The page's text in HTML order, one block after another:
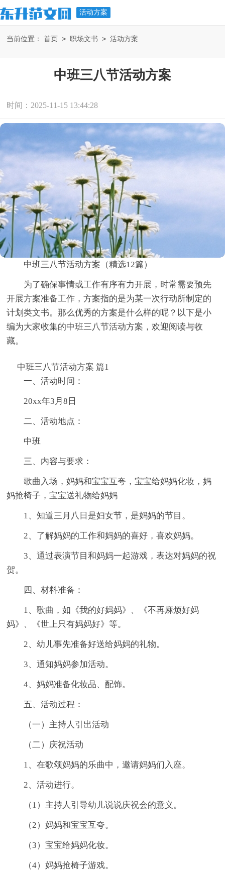
活动方案
当前位置： 首页 > 职场文书 > 活动方案
中班三八节活动方案
时间：2025-11-15 13:44:28
中班三八节活动方案（精选12篇）
为了确保事情或工作有序有力开展，时常需要预先
开展方案准备工作，方案指的是为某一次行动所制定的
计划类文书。那么优秀的方案是什么样的呢？以下是小
编为大家收集的中班三八节活动方案，欢迎阅读与收
藏。
中班三八节活动方案 篇1
一、活动时间：
20xx年3月8日
二、活动地点：
中班
三、内容与要求：
歌曲入场，妈妈和宝宝互夸，宝宝给妈妈化妆，妈
妈抢椅子，宝宝送礼物给妈妈
1、知道三月八日是妇女节，是妈妈的节目。
2、了解妈妈的工作和妈妈的喜好，喜欢妈妈。
3、通过表演节目和妈妈一起游戏，表达对妈妈的祝
贺。
四、材料准备：
1、歌曲，如《我的好妈妈》、《不再麻烦好妈
妈》、《世上只有妈妈好》等。
2、幼儿事先准备好送给妈妈的礼物。
3、通知妈妈参加活动。
4、妈妈准备化妆品、配饰。
五、活动过程：
（一）主持人引出活动
（二）庆祝活动
1、在歌颂妈妈的乐曲中，邀请妈妈们入座。
2、活动进行。
（1）主持人引导幼儿说说庆祝会的意义。
（2）妈妈和宝宝互夸。
（3）宝宝给妈妈化妆。
（4）妈妈抢椅子游戏。